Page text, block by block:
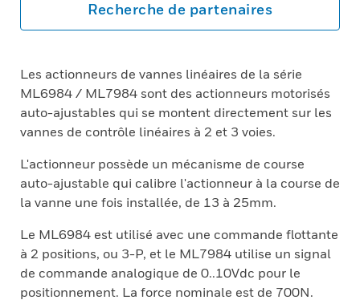
Recherche de partenaires
Les actionneurs de vannes linéaires de la série
ML6984 / ML7984 sont des actionneurs motorisés
auto-ajustables qui se montent directement sur les
vannes de contrôle linéaires à 2 et 3 voies.
L'actionneur possède un mécanisme de course
auto-ajustable qui calibre l'actionneur à la course de
la vanne une fois installée, de 13 à 25mm.
Le ML6984 est utilisé avec une commande flottante
à 2 positions, ou 3-P, et le ML7984 utilise un signal
de commande analogique de 0..10Vdc pour le
positionnement. La force nominale est de 700N.